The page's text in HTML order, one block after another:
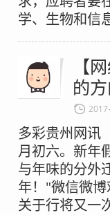
学、生物和信
【
的
多彩贵州网讯
月初六。新年
与年味的分外
年！"微信微
关于行将又一